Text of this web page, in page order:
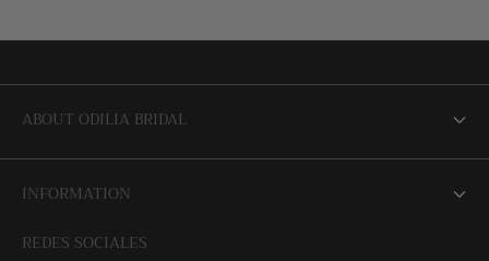
REDES SOCIALES
ABOUT ODILIA BRIDAL
INFORMATION
⭐ Opiniones de Nuestras Novias 👰🏻